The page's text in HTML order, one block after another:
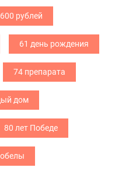
600 рублей
61 день рождения
74 препарата
дом
80 лет Победе